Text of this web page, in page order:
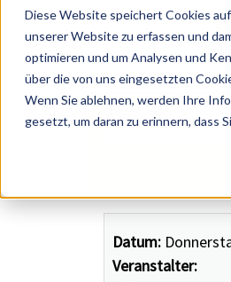
Diese Website speichert Cookies
unserer Website zu erfassen und
optimieren und um Analysen und
über die von uns eingesetzten
Wenn Sie ablehnen, werden Ihre
gesetzt, um daran zu erinnern, dass
Datum:
Veranstalter:
Künstler, Zelte, Bands, Catering, ...